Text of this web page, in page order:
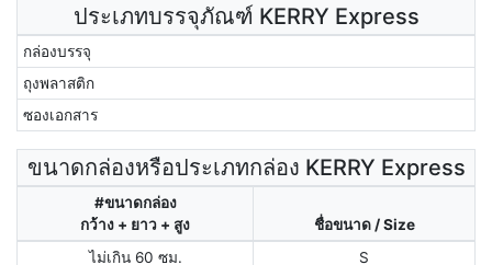
ประเภทบรรจุภัณฑ์ KERRY Express
กล่องบรรจุ
ถุงพลาสติก
ซองเอกสาร
ขนาดกล่องหรือประเภทกล่อง KERRY Express
#ขนาดกล่อง
กว้าง + ยาว + สูง
ชื่อขนาด / Size
ไม่เกิน 60 ซม.
S